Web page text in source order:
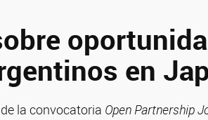
en
la convocatoria Open Partnership